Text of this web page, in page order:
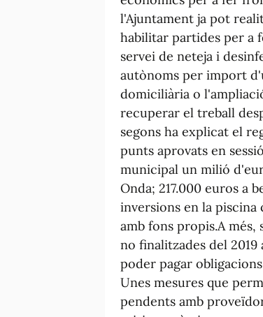
l'Ajuntament ja pot
habilitar partides per a
servei de neteja i
autònoms per import
domiciliària o
recuperar el treball
segons ha explicat el
punts aprovats en
municipal un milió
Onda; 217.000 euros a
inversions en la
amb fons propis.A
no finalitzades del 2019
poder pagar
Unes mesures que
pendents amb